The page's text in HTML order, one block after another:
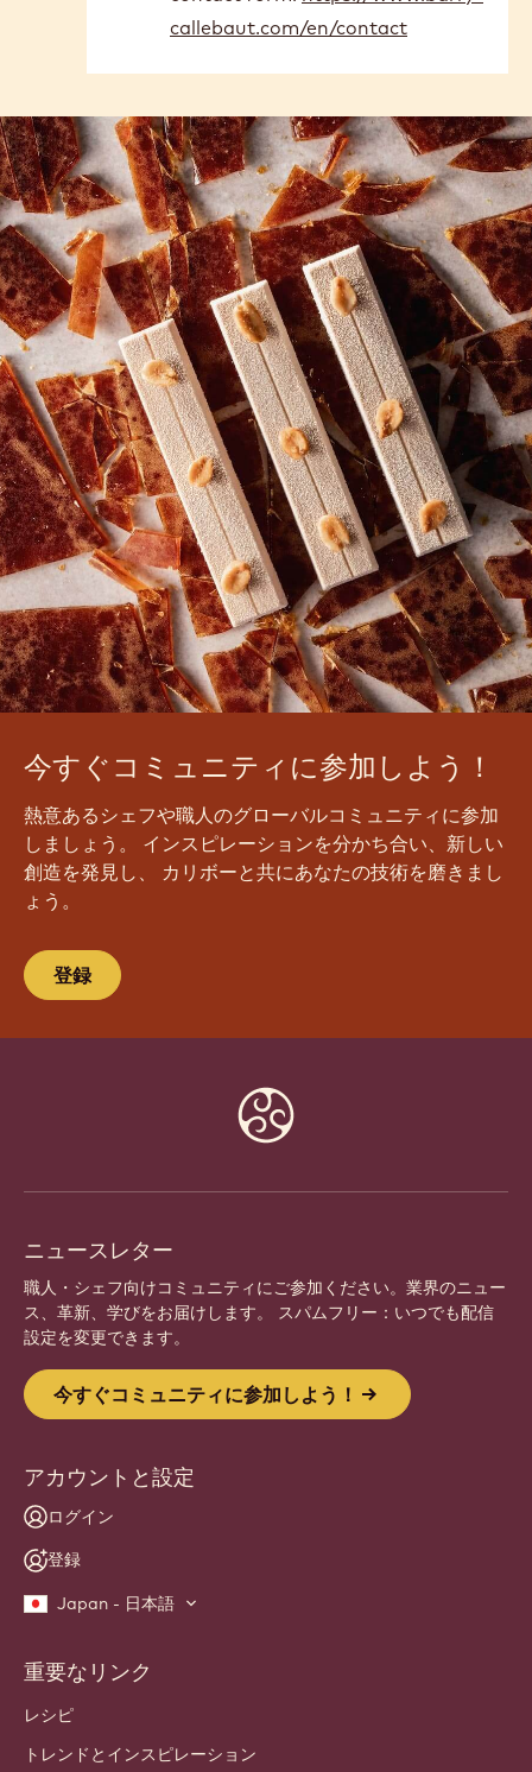
сколько
стоит…
by
Hovakimyan
callebaut.com/en/contact
今すぐコミュニティに参加しよう！
熱意あるシェフや職人のグローバルコミュニティに参加
しましょう。 インスピレーションを分かち合い、新しい
創造を発見し、 カリボーと共にあなたの技術を磨きまし
ょう。
登録
ニュースレター
職人・シェフ向けコミュニティにご参加ください。業界のニュー
ス、革新、学びをお届けします。 スパムフリー：いつでも配信
設定を変更できます。
今すぐコミュニティに参加しよう！
アカウントと設定
ログイン
登録
Japan - 日本語
Footer
Callebaut
重要なリンク
レシピ
トレンドとインスピレーション